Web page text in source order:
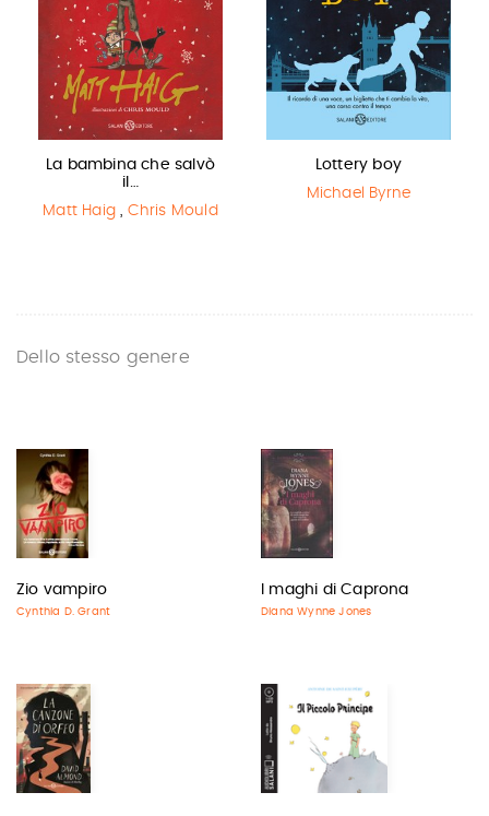
La bambina che salvò
il…
Matt Haig , Chris Mould
Lottery boy
Michael Byrne
Dello stesso genere
Zio vampiro
Cynthia D. Grant
I maghi di Caprona
Diana Wynne Jones